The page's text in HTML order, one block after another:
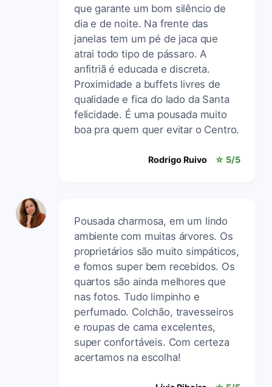
que garante um bom silêncio de
dia e de noite. Na frente das
janelas tem um pé de jaca que
atrai todo tipo de pássaro. A
anfitriã é educada e discreta.
Proximidade a buffets livres de
qualidade e fica do lado da Santa
felicidade. É uma pousada muito
boa pra quem quer evitar o Centro.
Rodrigo Ruivo ☆ 5/5
Pousada charmosa, em um lindo
ambiente com muitas árvores. Os
proprietários são muito simpáticos,
e fomos super bem recebidos. Os
quartos são ainda melhores que
nas fotos. Tudo limpinho e
perfumado. Colchão, travesseiros
e roupas de cama excelentes,
super confortáveis. Com certeza
acertamos na escolha!